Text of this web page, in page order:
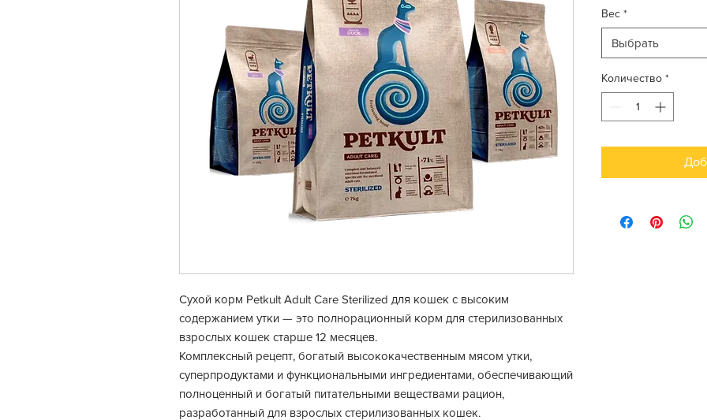
Сухой корм Petkult Adult Care Sterilized для кошек с высоким
содержанием утки — это полнорационный корм для стерилизованных
взрослых кошек старше 12 месяцев.
Комплексный рецепт, богатый высококачественным мясом утки,
суперпродуктами и функциональными ингредиентами, обеспечивающий
полноценный и богатый питательными веществами рацион,
разработанный для взрослых стерилизованных кошек.
Вес *
Выбрать
Количество *